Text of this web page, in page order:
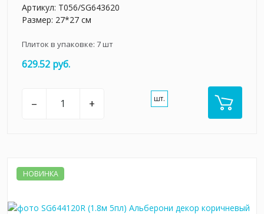
Артикул: T056/SG643620
Размер: 27*27 см
Плиток в упаковке: 7шт
629.52 руб.
– + шт.
НОВИНКА